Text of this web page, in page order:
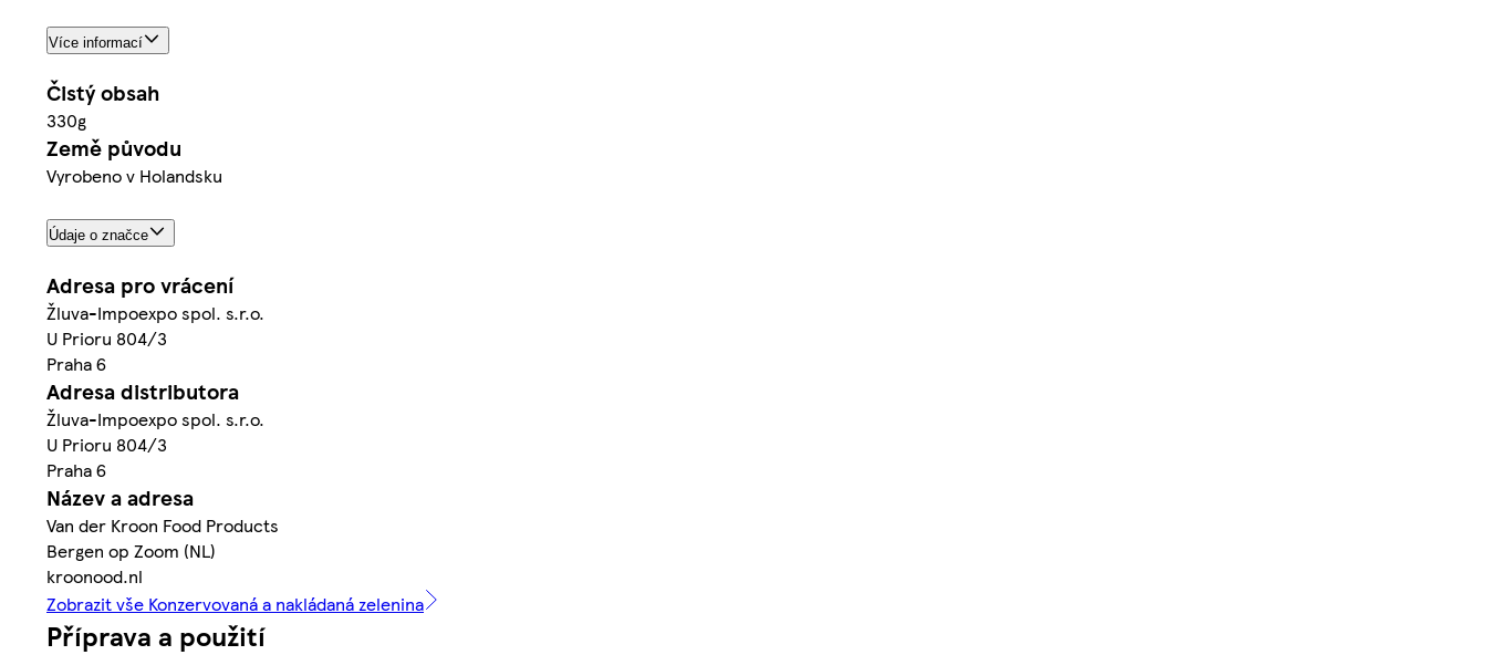
Více informací
Čistý obsah
330g
Země původu
Vyrobeno v Holandsku
Údaje o značce
Adresa pro vrácení
Žluva-Impoexpo spol. s.r.o.
U Prioru 804/3
Praha 6
Adresa distributora
Žluva-Impoexpo spol. s.r.o.
U Prioru 804/3
Praha 6
Název a adresa
Van der Kroon Food Products
Bergen op Zoom (NL)
kroonood.nl
Zobrazit vše Konzervovaná a nakládaná zelenina
Příprava a použití